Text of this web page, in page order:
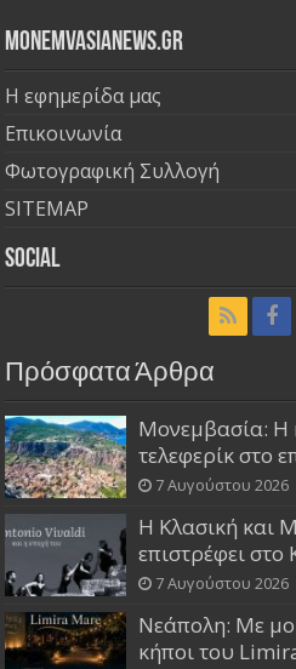
Monemvasianews.gr
Η εφημερίδα μας
Επικοινωνία
Φωτογραφική Συλλογή
SITEMAP
Social
Πρόσφατα Άρθρα
Μονεμβασία: Η
τελεφερίκ στο
7 Αυγούστου 2026
Η Κλασική και
επιστρέφει
7 Αυγούστου 2026
Νεάπολη: Με
κήποι του